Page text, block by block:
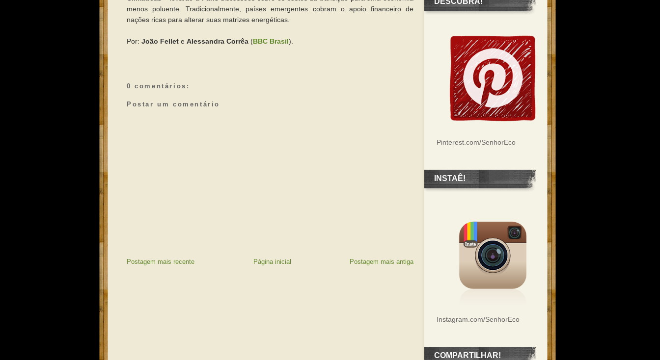
menos poluente. Tradicionalmente, países emergentes cobram o apoio financeiro de
nações ricas para alterar suas matrizes energéticas.
Por: João Fellet e Alessandra Corrêa (BBC Brasil).
0 comentários:
Postar um comentário
Postagem mais recente Postagem mais antiga
Página inicial
Pinterest.com/SenhorEco
INSTAÊ!
Instagram.com/SenhorEco
COMPARTILHAR!